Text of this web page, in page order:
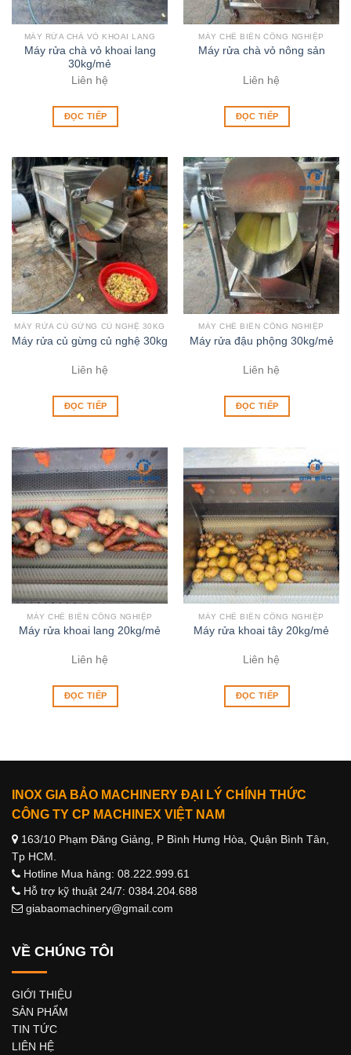
MÁY RỬA CHÀ VỎ KHOAI LANG
Máy rửa chà vỏ khoai lang
30kg/mẻ
Liên hệ
ĐỌC TIẾP
MÁY CHẾ BIẾN CÔNG NGHIỆP
Máy rửa chà vỏ nông sản
Liên hệ
ĐỌC TIẾP
MÁY RỬA CỦ GỪNG CỦ NGHỆ 30KG
Máy rửa củ gừng củ nghệ 30kg
Liên hệ
ĐỌC TIẾP
MÁY CHẾ BIẾN CÔNG NGHIỆP
Máy rửa đậu phộng 30kg/mẻ
Liên hệ
ĐỌC TIẾP
MÁY CHẾ BIẾN CÔNG NGHIỆP
Máy rửa khoai lang 20kg/mẻ
Liên hệ
ĐỌC TIẾP
MÁY CHẾ BIẾN CÔNG NGHIỆP
Máy rửa khoai tây 20kg/mẻ
Liên hệ
ĐỌC TIẾP
INOX GIA BẢO MACHINERY ĐẠI LÝ CHÍNH THỨC
CÔNG TY CP MACHINEX VIỆT NAM
163/10 Phạm Đăng Giảng, P Bình Hưng Hòa, Quận Bình Tân,
Tp HCM.
Hotline Mua hàng: 08.222.999.61
Hỗ trợ kỹ thuật 24/7: 0384.204.688
giabaomachinery@gmail.com
VỀ CHÚNG TÔI
GIỚI THIỆU
SẢN PHẨM
TIN TỨC
LIÊN HỆ